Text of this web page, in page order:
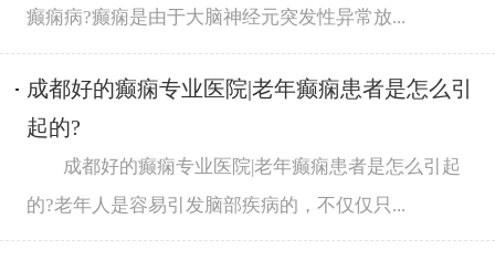
癫痫病?癫痫是由于大脑神经元突发性异常放...
成都好的癫痫专业医院|老年癫痫患者是怎么引
起的?
成都好的癫痫专业医院|老年癫痫患者是怎么引起
的?老年人是容易引发脑部疾病的，不仅仅只...